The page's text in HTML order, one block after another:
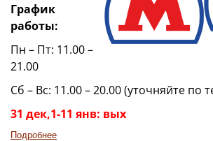
График
работы:
Пн – Пт: 11.00 –
21.00
Сб – Вс: 11.00 – 20.00 (уточняйте по
31 дек,1-11 янв: вых
Подробнее